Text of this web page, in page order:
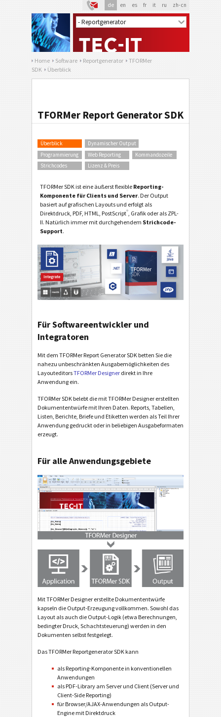
de en es fr it ru zh-cn
Home Software Reportgenerator
TFORMer
SDK
Überblick
TFORMer Report Generator SDK
Überblick
Dynamischer Output
Programmierung
Web Reporting
Kommandozeile
Strichcodes
Lizenz & Preis
TFORMer SDK ist eine äußerst flexible Reporting-
Komponente für Clients und Server. Der Output
basiert auf grafischen Layouts und erfolgt als
Direktdruck, PDF, HTML, PostScript® , Grafik oder als ZPL-
II. Natürlich immer mit durchgehendem Strichcode-
Support.
Für Softwareentwickler und
Integratoren
Mit dem TFORMer Report Generator SDK betten Sie die
nahezu unbeschränkten Ausgabemöglichkeiten des
LayouteditorsTFORMer Designer direkt in Ihre
Anwendung ein.
TFORMer SDK belebt die mit TFORMer Designer erstellten
Dokumententwürfe mit Ihren Daten. Reports, Tabellen,
Listen, Berichte, Briefe und Etiketten werden als Teil Ihrer
Anwendung gedruckt oder in beliebigen Ausgabeformaten
erzeugt.
Für alle Anwendungsgebiete
Mit TFORMer Designer erstellte Dokumententwürfe
kapseln die Output-Erzeugung vollkommen. Sowohl das
Layout als auch die Output-Logik (etwa Berechnungen,
bedingter Druck, Schachtsteuerung) werden in den
Dokumenten selbst festgelegt.
Das TFORMer Reportgenerator SDK kann
als Reporting-Komponente in konventionellen
Anwendungen
als PDF-Library am Server und Client (Server und
Client-Side Reporting)
für Browser/AJAX-Anwendungen als Output-
Engine mit Direktdruck